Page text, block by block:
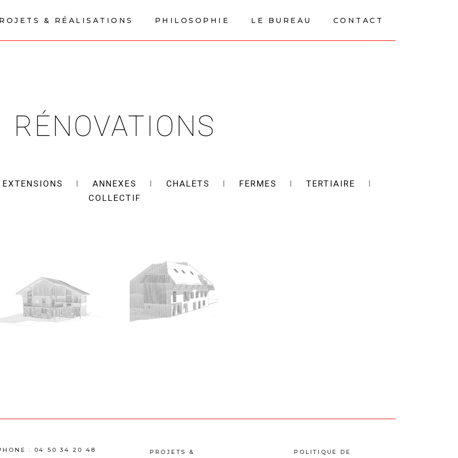
& RÉALISATIONS PHILOSOPHIE LE BUREAU CONTACT
RÉNOVATIONS
EXTENSIONS l ANNEXES l CHALETS l FERMES l TERTIAIRE l
COLLECTIF
: 04 50 34 20 48
PROJETS &
POLITIQUE DE